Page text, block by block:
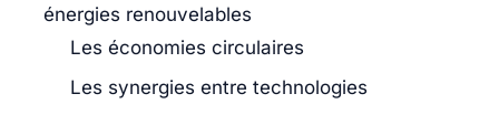
énergies renouvelables
Les économies circulaires
Les synergies entre technologies